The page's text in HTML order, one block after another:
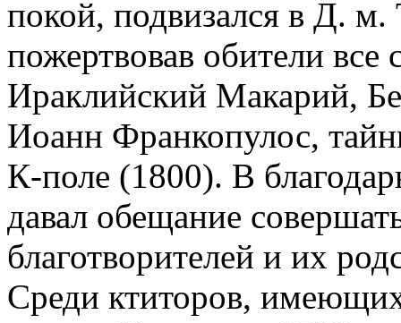
покой, подвизался в Д.
пожертвовав обители
Ираклийский Макарий,
Иоанн Франкопулос,
К-поле (1800). В
давал обещание
благотворителей и их
Среди ктиторов,